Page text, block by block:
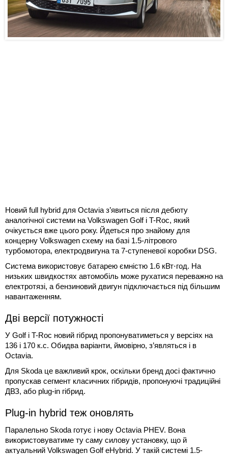
Новий full hybrid для Octavia з’явиться після дебюту
аналогічної системи на Volkswagen Golf і T-Roc, який
очікується вже цього року. Йдеться про знайому для
концерну Volkswagen схему на базі 1.5-літрового
турбомотора, електродвигуна та 7-ступеневої коробки DSG.
Система використовує батарею ємністю 1.6 кВт⋅год. На
низьких швидкостях автомобіль може рухатися переважно на
електротязі, а бензиновий двигун підключається під більшим
навантаженням.
Дві версії потужності
У Golf і T-Roc новий гібрид пропонуватиметься у версіях на
136 і 170 к.с. Обидва варіанти, ймовірно, з’являться і в
Octavia.
Для Skoda це важливий крок, оскільки бренд досі фактично
пропускав сегмент класичних гібридів, пропонуючі традиційні
ДВЗ, або plug-in гібрид.
Plug-in hybrid теж оновлять
Паралельно Skoda готує і нову Octavia PHEV. Вона
використовуватиме ту саму силову установку, що й
актуальний Volkswagen Golf eHybrid. У такій системі 1.5-